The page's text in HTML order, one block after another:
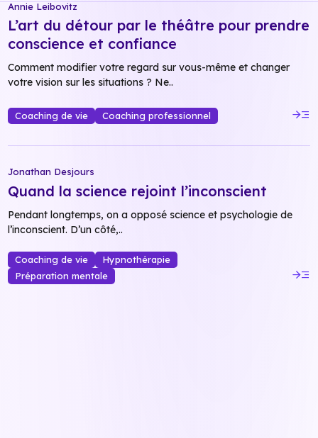
Annie Leibovitz
L’art du détour par le théâtre pour prendre
conscience et confiance
Comment modifier votre regard sur vous-même et changer
votre vision sur les situations ? Ne..
Coaching de vie Coaching professionnel read_more
Jonathan Desjours
Quand la science rejoint l’inconscient
Pendant longtemps, on a opposé science et psychologie de
l’inconscient. D’un côté,..
Coaching de vie
Hypnothérapie
Préparation mentale
read_more